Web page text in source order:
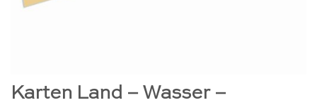
Karten Land – Wasser –